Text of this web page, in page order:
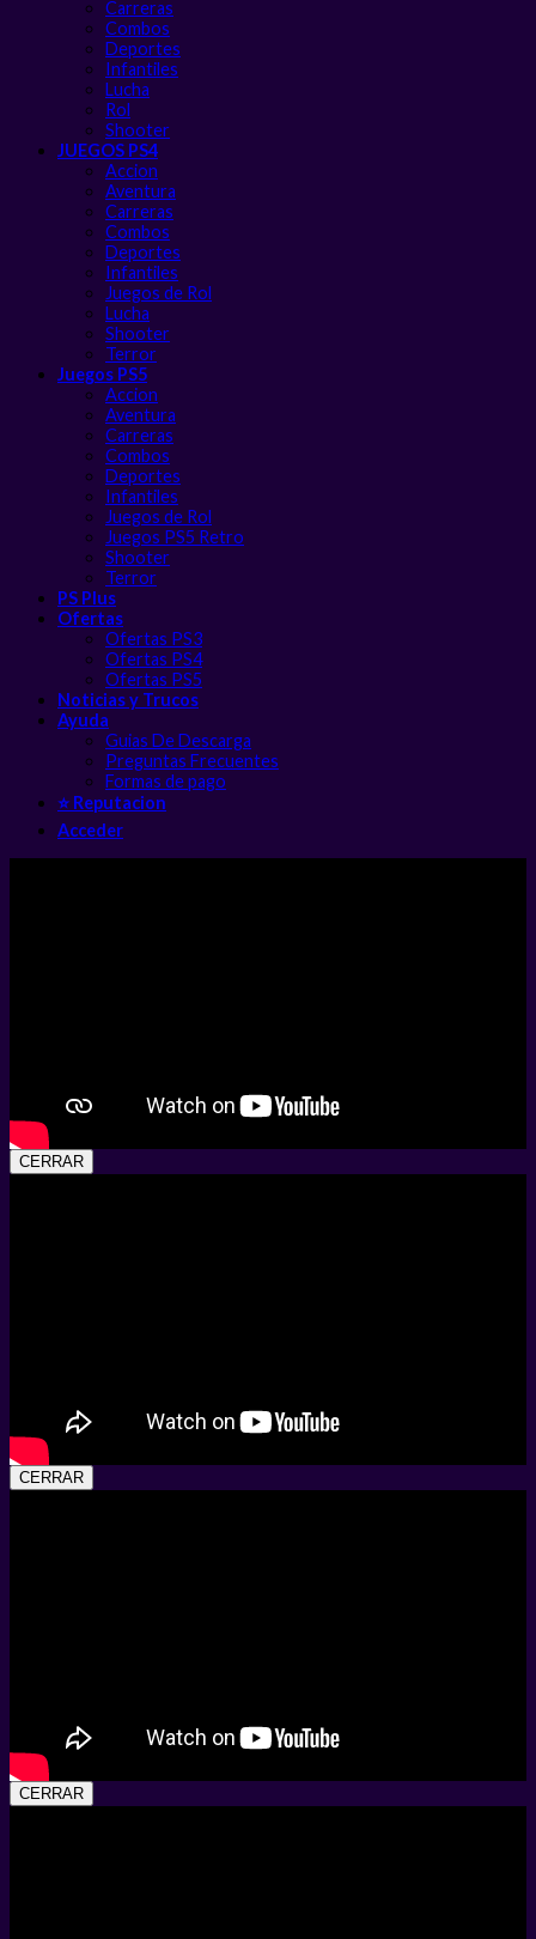
Carreras
Combos
Deportes
Infantiles
Lucha
Rol
Shooter
JUEGOS PS4
Accion
Aventura
Carreras
Combos
Deportes
Infantiles
Juegos de Rol
Lucha
Shooter
Terror
Juegos PS5
Accion
Aventura
Carreras
Combos
Deportes
Infantiles
Juegos de Rol
Juegos PS5 Retro
Shooter
Terror
PS Plus
Ofertas
Ofertas PS3
Ofertas PS4
Ofertas PS5
Noticias y Trucos
Ayuda
Guias De Descarga
Preguntas Frecuentes
Formas de pago
⭐ Reputacion
Acceder
CERRAR
CERRAR
CERRAR